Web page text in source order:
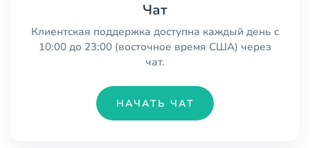
Чат
Клиентская поддержка доступна каждый день с
10:00 до 23:00 (восточное время США) через
чат.
НАЧАТЬ ЧАТ